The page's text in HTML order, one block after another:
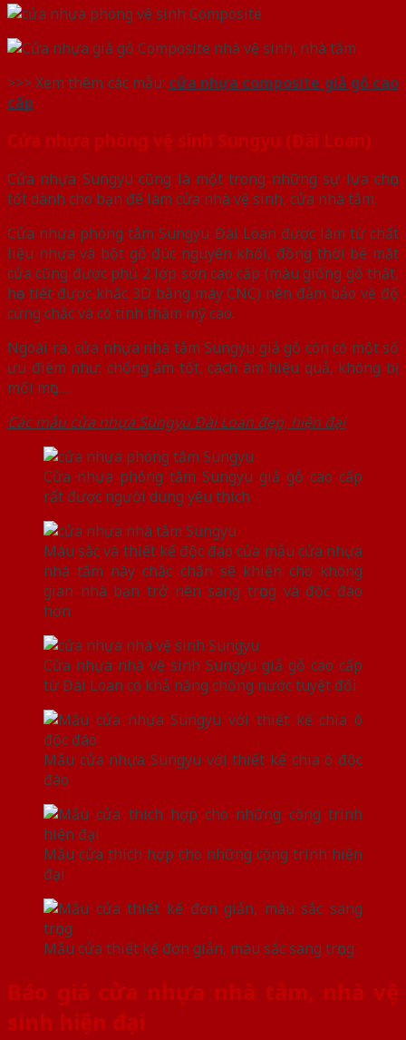
>>> Xem thêm các mẫu: cửa nhựa composite giả gỗ cao
cấp
Cửa nhựa phòng vệ sinh Sungyu (Đài Loan)
Cửa nhựa Sungyu cũng là một trong những sự lựa chọn
tốt dành cho bạn để làm cửa nhà vệ sinh, cửa nhà tắm.
Cửa nhựa phòng tắm Sungyu Đài Loan được làm từ chất
liệu nhựa và bột gỗ đúc nguyên khối, đồng thời bề mặt
cửa cũng được phủ 2 lớp sơn cao cấp (màu giống gỗ thật,
họa tiết được khắc 3D bằng máy CNC) nên đảm bảo về độ
cứng chắc và có tính thẩm mỹ cao.
Ngoài ra, cửa nhựa nhà tắm Sungyu giả gỗ còn có một số
ưu điểm như: chống ẩm tốt, cách âm hiệu quả, không bị
mối mọt,…
Các mẫu cửa nhựa Sungyu Đài Loan đẹp, hiện đại
Cửa nhựa phòng tắm Sungyu giả gỗ cao cấp
rất được người dùng yêu thích
Màu sắc và thiết kế độc đáo của mẫu cửa nhựa
nhà tắm này chắc chắn sẽ khiến cho không
gian nhà bạn trở nên sang trọng và độc đáo
hơn
Cửa nhựa nhà vệ sinh Sungyu giả gỗ cao cấp
từ Đài Loan có khả năng chống nước tuyệt đối
Mẫu cửa nhựa Sungyu với thiết kế chia ô độc
đáo
Mẫu cửa thích hợp cho những công trình hiện
đại
Mẫu cửa thiết kế đơn giản, màu sắc sang trọng
Báo giá cửa nhựa nhà tắm, nhà vệ
sinh hiện đại